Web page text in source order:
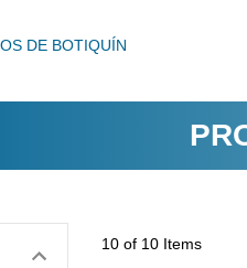
DE BOTIQUÍN
10 of 10 Items